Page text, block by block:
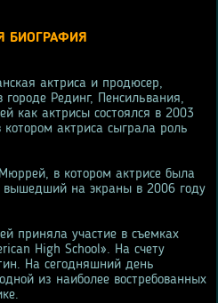
БИОГРАФИЯ
актриса и продюсер,
Рединг, Пенсильвания,
актрисы состоялся в 2003
актриса сыграла роль
в котором актрисе была
вышедший на экраны в 2006 году
приняла участие в съемках
High School». На счету
На сегодняшний день
из наиболее востребованных